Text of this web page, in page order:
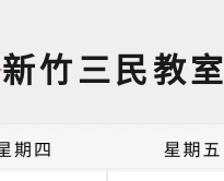
新竹三民教室